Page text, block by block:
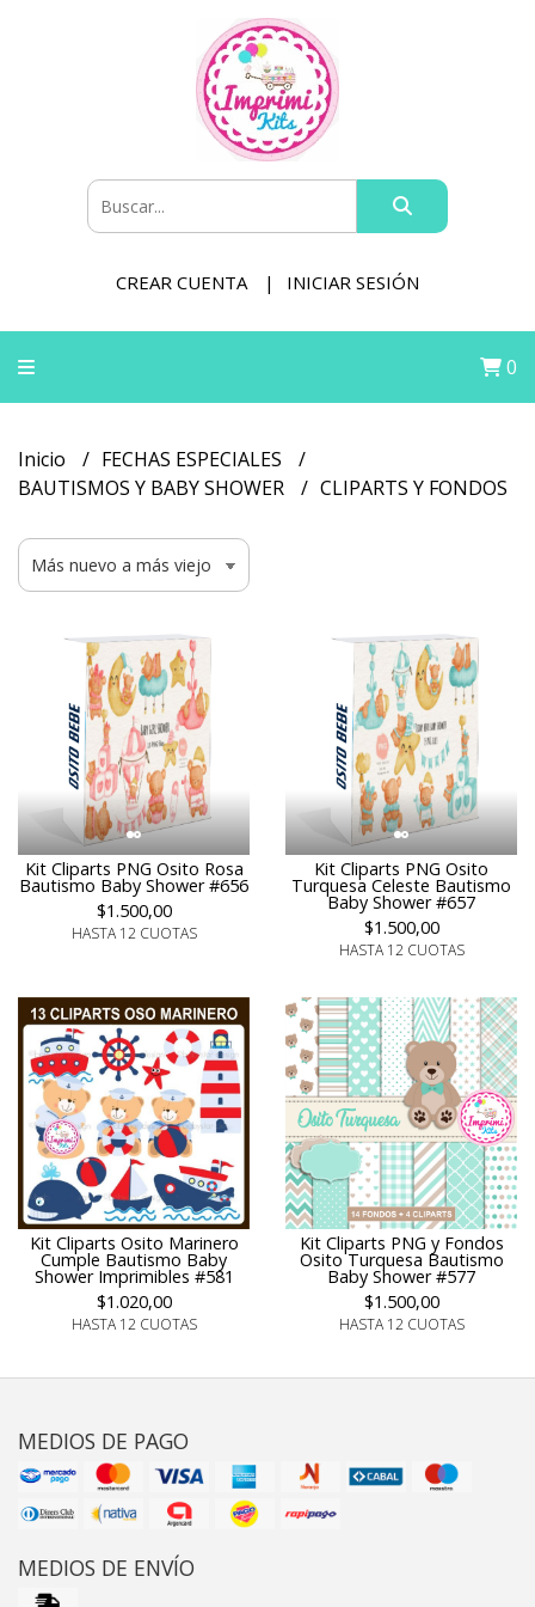
CREAR CUENTA INICIAR SESIÓN
0
Inicio
FECHAS ESPECIALES
BAUTISMOS Y BABY SHOWER
CLIPARTS Y FONDOS
Kit Cliparts PNG Osito Rosa
Bautismo Baby Shower #656
$1.500,00
HASTA 12 CUOTAS
Kit Cliparts PNG Osito
Turquesa Celeste Bautismo
Baby Shower #657
$1.500,00
HASTA 12 CUOTAS
Kit Cliparts Osito Marinero
Cumple Bautismo Baby
Shower Imprimibles #581
$1.020,00
HASTA 12 CUOTAS
Kit Cliparts PNG y Fondos
Osito Turquesa Bautismo
Baby Shower #577
$1.500,00
HASTA 12 CUOTAS
MEDIOS DE PAGO
MEDIOS DE ENVÍO